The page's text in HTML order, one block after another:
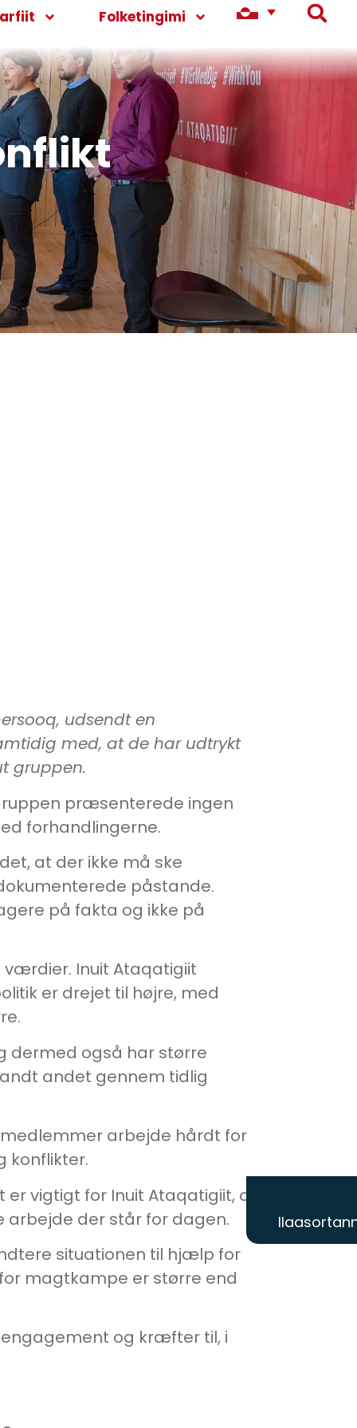
Folketingimi
udsendt en
med, at de har udtrykt
gruppen.
præsenterede ingen
forhandlingerne.
at der ikke må ske
påstande.
på fakta og ikke på
værdier. Inuit Ataqatigiit
er drejet til højre, med
dermed også har større
andet gennem tidlig
arbejde hårdt for
konflikter.
vigtigt for Inuit Ataqatigiit, at
arbejde der står for dagen.
situationen til hjælp for
magtkampe er større end
og kræfter til, i